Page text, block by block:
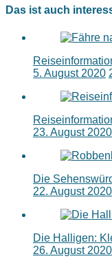
Das ist auch
5. August 2020
23. August 2020
Die
22. August 2020
Die Halligen:
26. August 2020